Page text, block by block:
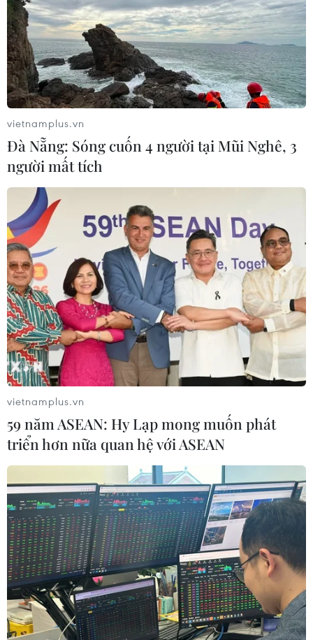
TIN CÙNG CHUYÊN MỤC
Giao tranh dữ dội ở miền Tây Libya,
nhiều tù nhân vượt ngục
05/08/2026 05:58
vietnamplus.vn
Đà Nẵng: Sóng cuốn 4 người tại Mũi Nghê, 3
người mất tích
vietnamplus.vn
59 năm ASEAN: Hy Lạp mong muốn phát
triển hơn nữa quan hệ với ASEAN